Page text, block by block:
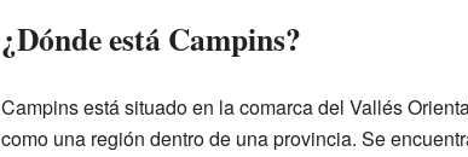
¿Dónde está Campins?
Campins está situado en la comarca del Vallés
como una región dentro de una provincia. Se